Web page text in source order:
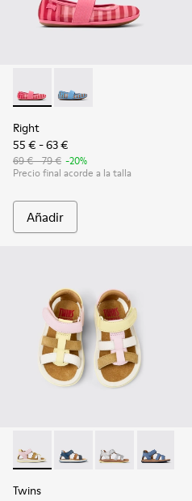
Right - K800696-001 -
Right - K800696-002
Right
55 € - 63 €
69 € - 79 € -20%
Precio final acorde a la talla
Añadir
Twins - K800628-008 -
Twins - K800628-007
Twins -Twins -
Twins